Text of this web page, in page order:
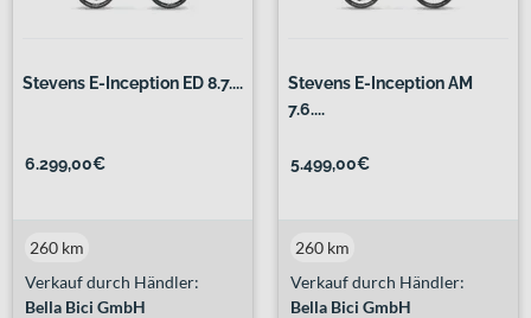
Stevens E-Inception ED 8.7....
6.299,00€
Verkauf durch Händler:
Bella Bici GmbH
260 km
Stevens E-Inception AM
7.6....
5.499,00€
Verkauf durch Händler:
Bella Bici GmbH
260 km